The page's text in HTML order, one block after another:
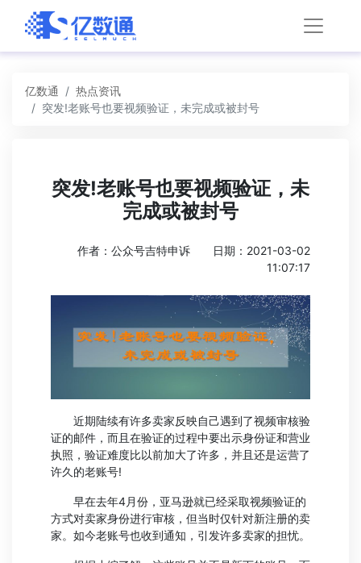
亿数通
热点资讯
突发!老账号也要视频验证，未完成或被封号
突发!老账号也要视频验证，未
完成或被封号
作者：公众号吉特申诉
日期：2021-03-02
11:07:17
近期陆续有许多卖家反映自己遇到了视频审核验
证的邮件，而且在验证的过程中要出示身份证和营业
执照，验证难度比以前加大了许多，并且还是运营了
许久的老账号!
早在去年4月份，亚马逊就已经采取视频验证的
方式对卖家身份进行审核，但当时仅针对新注册的卖
家。如今老账号也收到通知，引发许多卖家的担忧。